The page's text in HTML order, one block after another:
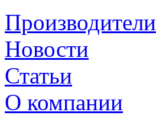
Производители
Новости
Статьи
О компании